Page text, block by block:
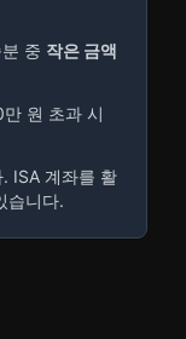
중 작은 금액
원 초과 시
ISA 계좌를 활
습니다.